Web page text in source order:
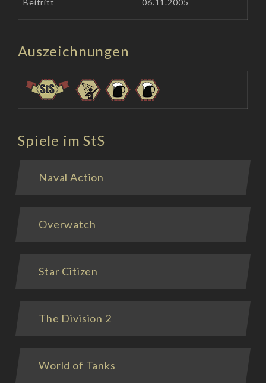
Beitritt 06.11.2005
Auszeichnungen
Spiele im StS
Naval Action
Overwatch
Star Citizen
The Division 2
World of Tanks